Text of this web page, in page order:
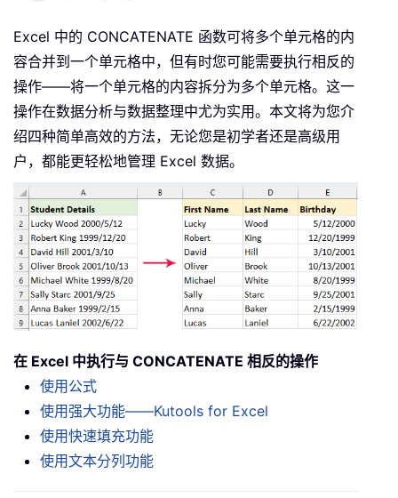
Excel 中的 CONCATENATE 函数可将多个单元格的内
容合并到一个单元格中，但有时您可能需要执行相反的
操作——将一个单元格的内容拆分为多个单元格。这一
操作在数据分析与数据整理中尤为实用。本文将为您介
绍四种简单高效的方法，无论您是初学者还是高级用
户，都能更轻松地管理 Excel 数据。
在 Excel 中执行与 CONCATENATE 相反的操作
使用公式
使用强大功能——Kutools for Excel
使用快速填充功能
使用文本分列功能